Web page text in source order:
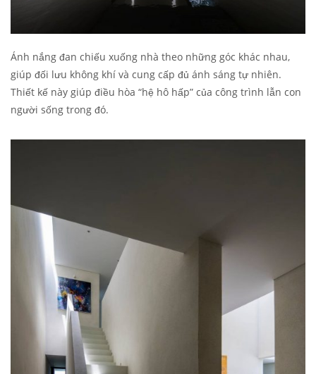
Ánh nắng đan chiếu xuống nhà theo những góc khác nhau,
giúp đối lưu không khí và cung cấp đủ ánh sáng tự nhiên.
Thiết kế này giúp điều hòa “hệ hô hấp” của công trình lẫn con
người sống trong đó.